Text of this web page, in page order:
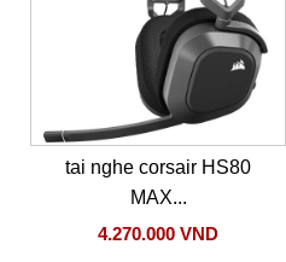
tai nghe corsair HS80
MAX...
4.270.000 VND